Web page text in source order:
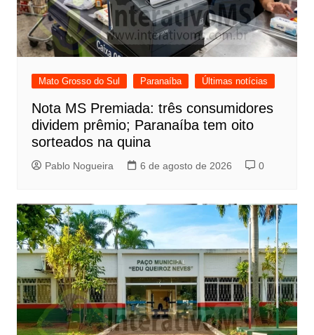
Mato Grosso do Sul Paranaíba Últimas notícias
Nota MS Premiada: três consumidores
dividem prêmio; Paranaíba tem oito
sorteados na quina
Pablo Nogueira 6 de agosto de 2026 0